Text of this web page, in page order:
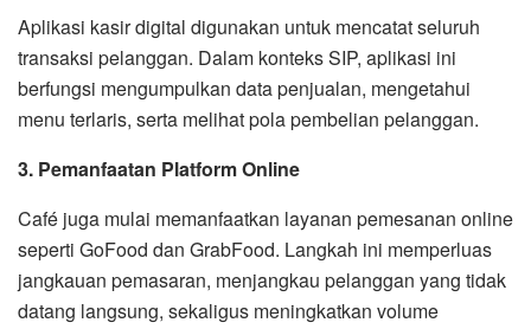
Aplikasi kasir digital digunakan untuk mencatat seluruh
transaksi pelanggan. Dalam konteks SIP, aplikasi ini
berfungsi mengumpulkan data penjualan, mengetahui
menu terlaris, serta melihat pola pembelian pelanggan.
3. Pemanfaatan Platform Online
Café juga mulai memanfaatkan layanan pemesanan online
seperti GoFood dan GrabFood. Langkah ini memperluas
jangkauan pemasaran, menjangkau pelanggan yang tidak
datang langsung, sekaligus meningkatkan volume